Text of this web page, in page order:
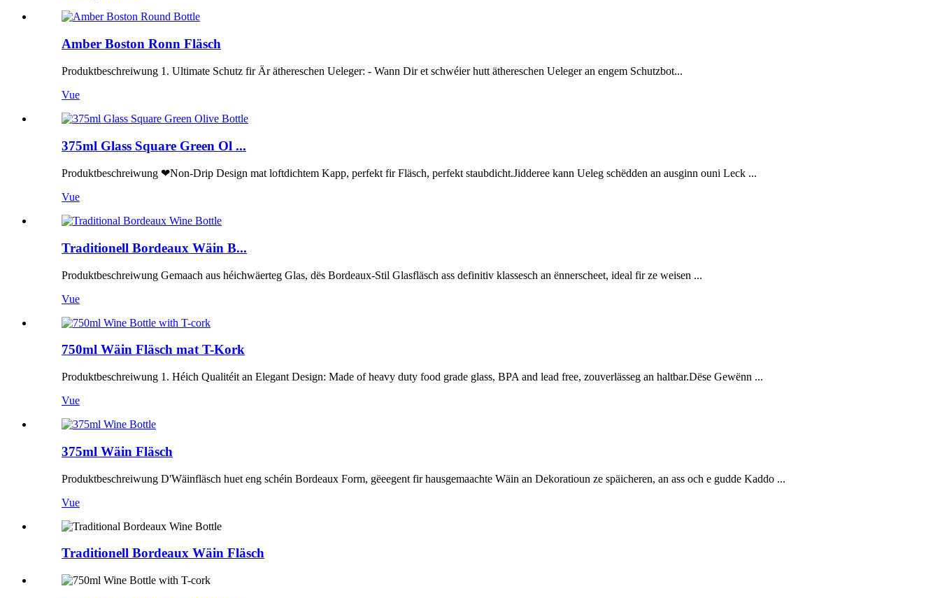
Amber Boston Ronn Fläsch
Produktbeschreiwung 1. Ultimate Schutz fir Är äthereschen Ueleger: - Wann Dir et schwéier hutt äthereschen Ueleger an engem Schutzbot...
Vue
375ml Glass Square Green Ol ...
Produktbeschreiwung ❤Non-Drip Design mat loftdichtem Kapp, perfekt fir Fläsch, perfekt staubdicht.Jidderee kann Ueleg schëdden an ausginn ouni Leck ...
Vue
Traditionell Bordeaux Wäin B...
Produktbeschreiwung Gemaach aus héichwäerteg Glas, dës Bordeaux-Stil Glasfläsch ass definitiv klassesch an ënnerscheet, ideal fir ze weisen ...
Vue
750ml Wäin Fläsch mat T-Kork
Produktbeschreiwung 1. Héich Qualitéit an Elegant Design: Made of heavy duty food grade glass, BPA and lead free, zouverlässeg an haltbar.Dëse Gewënn ...
Vue
375ml Wäin Fläsch
Produktbeschreiwung D'Wäinfläsch huet eng schéin Bordeaux Form, gëeegent fir hausgemaachte Wäin an Dekoratioun ze späicheren, an ass och e gudde Kaddo ...
Vue
Traditionell Bordeaux Wäin Fläsch